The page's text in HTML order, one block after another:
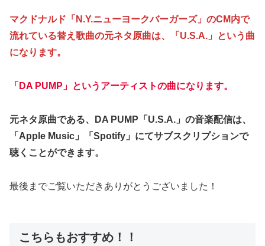
マクドナルド「N.Y.ニューヨークバーガーズ」のCM内で
流れている替え歌曲の元ネタ原曲は、「U.S.A.」という曲
になります。
「DA PUMP」というアーティストの曲になります。
元ネタ原曲である、DA PUMP「U.S.A.」の音楽配信は、
「Apple Music」「Spotify」にてサブスクリプションで
聴くことができます。
最後までご覧いただきありがとうございました！
こちらもおすすめ！！